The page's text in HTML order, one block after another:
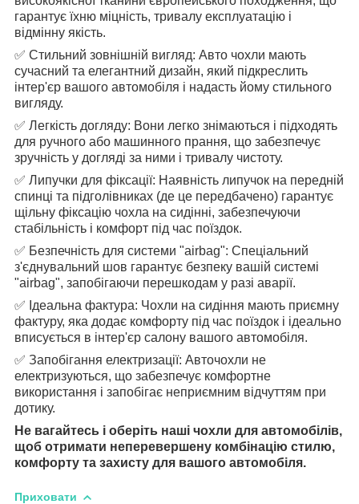
гарантує їхню міцність, тривалу експлуатацію і
відмінну якість.
✅ Стильний зовнішній вигляд: Авто чохли мають
сучасний та елегантний дизайн, який підкреслить
інтер'єр вашого автомобіля і надасть йому стильного
вигляду.
✅ Легкість догляду: Вони легко знімаються і підходять
для ручного або машинного прання, що забезпечує
зручність у догляді за ними і тривалу чистоту.
✅ Липучки для фіксації: Наявність липучок на передній
спинці та підголівниках (де це передбачено) гарантує
щільну фіксацію чохла на сидінні, забезпечуючи
стабільність і комфорт під час поїздок.
✅ Безпечність для системи "airbag": Спеціальний
з'єднувальний шов гарантує безпеку вашій системі
"airbag", запобігаючи перешкодам у разі аварії.
✅ Ідеальна фактура: Чохли на сидіння мають приємну
фактуру, яка додає комфорту під час поїздок і ідеально
вписується в інтер'єр салону вашого автомобіля.
✅ Запобігання електризації: Авточохли не
електризуються, що забезпечує комфортне
використання і запобігає неприємним відчуттям при
дотику.
Не вагайтесь і оберіть наші чохли для автомобілів,
щоб отримати неперевершену комбінацію стилю,
комфорту та захисту для вашого автомобіля.
Приховати